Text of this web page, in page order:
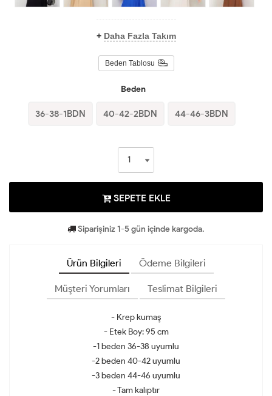
+ Daha Fazla Takım
Beden Tablosu
Beden
36-38-1BDN 40-42-2BDN 44-46-3BDN
SEPETE EKLE
Siparişiniz 1-5 gün içinde kargoda.
Ürün Bilgileri Ödeme Bilgileri
Müşteri Yorumları Teslimat Bilgileri
- Krep kumaş
- Etek Boy: 95 cm
-1 beden 36-38 uyumlu
-2 beden 40-42 uyumlu
-3 beden 44-46 uyumlu
- Tam kalıptır